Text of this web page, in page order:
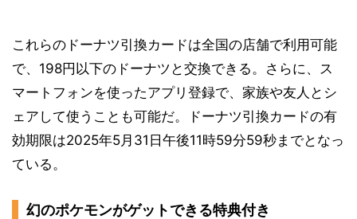
これらのドーナツ引換カードは全国の店舗で利用可能
で、198円以下のドーナツと交換できる。さらに、ス
マートフォンを使ったアプリ登録で、家族や友人とシ
ェアして使うことも可能だ。ドーナツ引換カードの有
効期限は2025年5月31日午後11時59分59秒までとなっ
ている。
幻のポケモンがゲットできる特典付き